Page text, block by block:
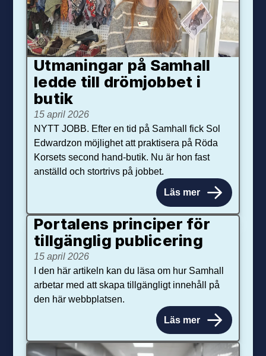
Utmaningar på Sam­hall
ledde till dröm­jobbet i
butik
15 april 2026
NYTT JOBB. Efter en tid på Samhall fick Sol
Edwardzon möjlighet att praktisera på Röda
Korsets second hand-butik. Nu är hon fast
anställd och stortrivs på jobbet.
Läs mer
Portalens principer för
tillgänglig publicering
15 april 2026
I den här artikeln kan du läsa om hur Samhall
arbetar med att skapa tillgängligt innehåll på
den här webbplatsen.
Läs mer